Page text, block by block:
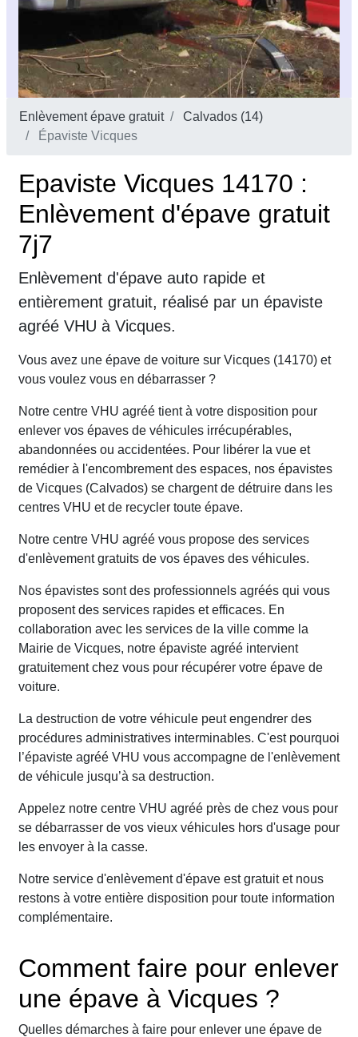
Enlèvement épave gratuit
Calvados (14)
Épaviste Vicques
Epaviste Vicques 14170 :
Enlèvement d'épave gratuit
7j7
Enlèvement d'épave auto rapide et
entièrement gratuit, réalisé par un épaviste
agréé VHU à Vicques.
Vous avez une épave de voiture sur Vicques (14170) et
vous voulez vous en débarrasser ?
Notre centre VHU agréé tient à votre disposition pour
enlever vos épaves de véhicules irrécupérables,
abandonnées ou accidentées. Pour libérer la vue et
remédier à l'encombrement des espaces, nos épavistes
de Vicques (Calvados) se chargent de détruire dans les
centres VHU et de recycler toute épave.
Notre centre VHU agréé vous propose des services
d'enlèvement gratuits de vos épaves des véhicules.
Nos épavistes sont des professionnels agréés qui vous
proposent des services rapides et efficaces. En
collaboration avec les services de la ville comme la
Mairie de Vicques, notre épaviste agréé intervient
gratuitement chez vous pour récupérer votre épave de
voiture.
La destruction de votre véhicule peut engendrer des
procédures administratives interminables. C'est pourquoi
l’épaviste agréé VHU vous accompagne de l'enlèvement
de véhicule jusqu’à sa destruction.
Appelez notre centre VHU agréé près de chez vous pour
se débarrasser de vos vieux véhicules hors d'usage pour
les envoyer à la casse.
Notre service d'enlèvement d'épave est gratuit et nous
restons à votre entière disposition pour toute information
complémentaire.
Comment faire pour enlever
une épave à Vicques ?
Quelles démarches à faire pour enlever une épave de